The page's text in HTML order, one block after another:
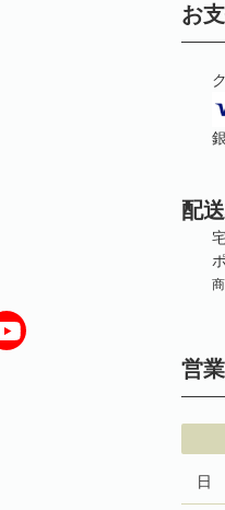
お
配
営
日